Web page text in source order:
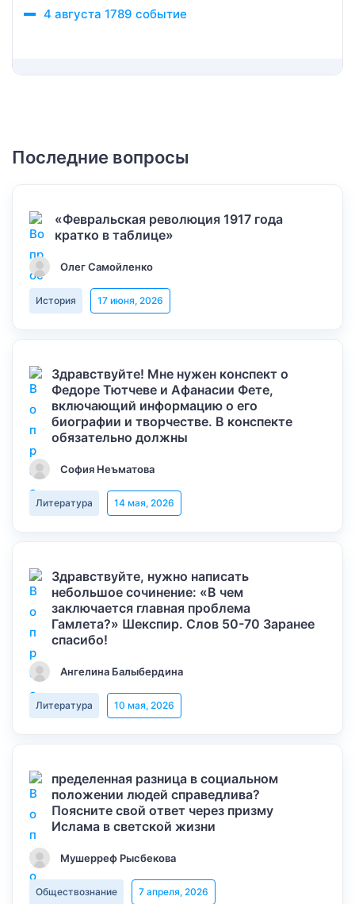
4 августа 1789 событие
Последние вопросы
«Февральская революция 1917 года
кратко в таблице»
Олег Самойленко
История 17 июня, 2026
Здравствуйте! Мне нужен конспект о
Федоре Тютчеве и Афанасии Фете,
включающий информацию о его
биографии и творчестве. В конспекте
обязательно должны
София Неъматова
Литература 14 мая, 2026
Здравствуйте, нужно написать
небольшое сочинение: «В чем
заключается главная проблема
Гамлета?» Шекспир. Слов 50-70 Заранее
спасибо!
Ангелина Балыбердина
Литература 10 мая, 2026
пределенная разница в социальном
положении людей справедлива?
Поясните свой ответ через призму
Ислама в светской жизни
Мушерреф Рысбекова
Обществознание 7 апреля, 2026